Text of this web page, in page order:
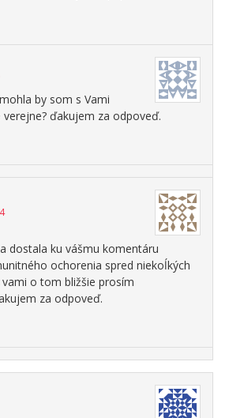
by som s Vami
ďakujem za odpoveď.
dostala ku vášmu komentáru
ochorenia spred niekoĺkých
o tom bližšie prosím
za odpoveď.